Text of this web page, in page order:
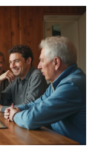
игры в зависимости